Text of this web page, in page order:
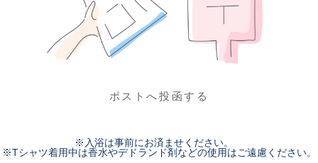
ポストへ投函する
※入浴は事前にお済ませください。
※Tシャツ着用中は香水やデドランド剤などの使用はご遠慮ください。